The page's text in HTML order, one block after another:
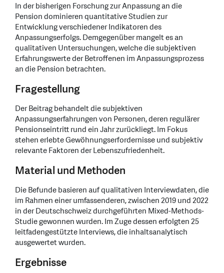
In der bisherigen Forschung zur Anpassung an die
Pension dominieren quantitative Studien zur
Entwicklung verschiedener Indikatoren des
Anpassungserfolgs. Demgegenüber mangelt es an
qualitativen Untersuchungen, welche die subjektiven
Erfahrungswerte der Betroffenen im Anpassungsprozess
an die Pension betrachten.
Fragestellung
Der Beitrag behandelt die subjektiven
Anpassungserfahrungen von Personen, deren regulärer
Pensionseintritt rund ein Jahr zurückliegt. Im Fokus
stehen erlebte Gewöhnungserfordernisse und subjektiv
relevante Faktoren der Lebenszufriedenheit.
Material und Methoden
Die Befunde basieren auf qualitativen Interviewdaten, die
im Rahmen einer umfassenderen, zwischen 2019 und 2022
in der Deutschschweiz durchgeführten Mixed-Methods-
Studie gewonnen wurden. Im Zuge dessen erfolgten 25
leitfadengestützte Interviews, die inhaltsanalytisch
ausgewertet wurden.
Ergebnisse